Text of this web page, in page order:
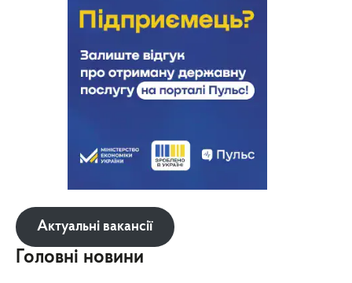
Актуальні вакансії
Головні новини